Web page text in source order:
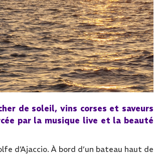
de soleil, vins corses et saveurs
par la musique live et la beauté
d’Ajaccio. À bord d’un bateau haut de